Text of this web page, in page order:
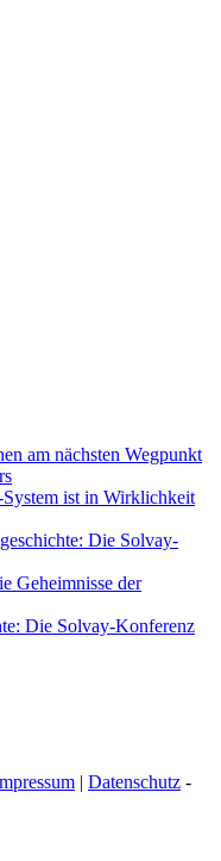
am nächsten Wegpunkt
ist in Wirklichkeit
Die Solvay-
Geheimnisse der
Die Solvay-Konferenz
| Datenschutz -